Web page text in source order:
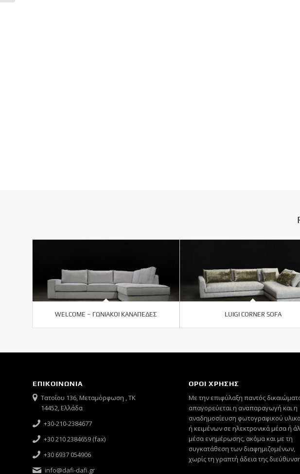
WELCOME – ΓΩΝΙΑΚΟΙ ΚΑΝΑΠΕΔΕΣ LUIGI CORNER SOFA
ΕΠΙΚΟΙΝΩΝΙΑ
Τατοΐου 136, Μεταμόρφωση , ΤΚ
14452, Ελλάδα
+30-210-2384677
+30 210 2384659 (fax)
+30 6937 054906
info@dafi-dafi.gr
ΟΡΟΙ ΧΡΗΣΗΣ
Mε την επιφύλαξη παντός
απαγορεύεται η αναπαραγωγή και η
αναδημοσίευση φωτογραφικού
ή κειμένων σε ηλεκτρονικά μέσα ή
μέσα ενημέρωσης, ακόμα και με τη
συγκατάθεση των διαφημιζομένων,
χωρίς τη γραπτή άδεια της